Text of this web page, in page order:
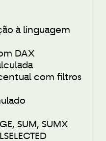
à linguagem
DAX
com filtros
SUM, SUMX